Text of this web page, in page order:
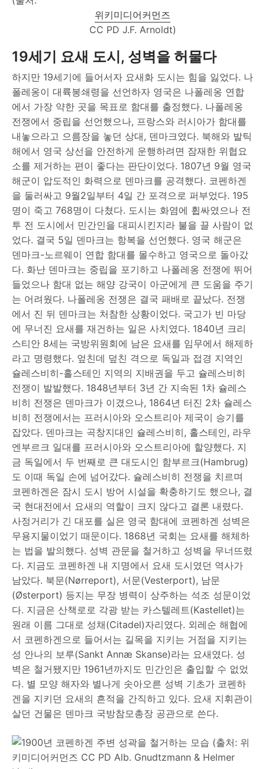
위키미디어커먼즈
CC PD J.F. Arnoldt)
19세기 요새 도시, 성벽을 허물다
하지만 19세기에 들어서자 요새화 도시는 힘을 잃었다. 나
폴레옹이 대륙봉쇄령을 선언하자 영국은 나폴레옹 연합
에서 가장 약한 곳을 목표로 함대를 출정했다. 나폴레옹
전쟁에서 중립을 선언했으나, 프랑스와 러시아가 함대를
내놓으라고 으름장을 놓던 상대, 덴마크였다. 북해와 발틱
해에서 영국 상선을 안전하게 운행하려면 잠재한 위협요
소를 제거하는 편이 좋다는 판단이었다. 1807년 9월 영국
해군이 압도적인 화력으로 덴마크를 공격했다. 코펜하겐
을 둘러싸고 9월2일부터 4일 간 포격으로 퍼부었다. 195
명이 죽고 768명이 다쳤다. 도시는 화염에 휩싸였으나 전
투 전 도시에서 민간인을 대피시킨지라 불을 끌 사람이 없
었다. 결국 5일 덴마크는 항복을 선언했다. 영국 해군은
덴마크-노르웨이 연합 함대를 몰수하고 영국으로 돌아갔
다. 화난 덴마크는 중립을 포기하고 나폴레옹 전쟁에 뛰어
들었으나 함대 없는 해양 강국이 아군에게 큰 도움을 주기
는 어려웠다. 나폴레옹 전쟁은 결국 패배로 끝났다. 전쟁
에서 진 뒤 덴마크는 처참한 상황이었다. 국고가 빈 마당
에 무너진 요새를 재건하는 일은 사치였다. 1840년 크리
스티안 8세는 국방위원회에 남은 요새를 임무에서 해제하
라고 명령했다. 엎친데 덮친 격으로 독일과 접경 지역인
슐레스비히-홀스테인 지역의 지배권을 두고 슐레스비히
전쟁이 발발했다. 1848년부터 3년 간 지속된 1차 슐레스
비히 전쟁은 덴마크가 이겼으나, 1864년 터진 2차 슐레스
비히 전쟁에서는 프러시아와 오스트리아 제국이 승기를
잡았다. 덴마크는 곡창지대인 슐레스비히, 홀스테인, 라우
엔부르크 일대를 프러시아와 오스트리아에 할양했다. 지
금 독일에서 두 번째로 큰 대도시인 함부르크(Hambrug)
도 이때 독일 손에 넘어갔다. 슐레스비히 전쟁을 치르며
코펜하겐은 잠시 도시 방어 시설을 확충하기도 했으나, 결
국 현대전에서 요새의 역할이 크지 않다고 결론 내렸다.
사정거리가 긴 대포를 실은 영국 함대에 코펜하겐 성벽은
무용지물이었기 때문이다. 1868년 국회는 요새를 해체하
는 법을 발의했다. 성벽 관문을 철거하고 성벽을 무너뜨렸
다. 지금도 코펜하겐 내 지명에서 요새 도시였던 역사가
남았다. 북문(Nørreport), 서문(Vesterport), 남문
(Østerport) 등지는 무장 병력이 상주하는 석조 성문이었
다. 지금은 산책로로 각광 받는 카스텔레트(Kastellet)는
원래 이름 그대로 성채(Citadel)자리였다. 외레순 해협에
서 코펜하겐으로 들어서는 길목을 지키는 거점을 지키는
성 안나의 보루(Sankt Annæ Skanse)라는 요새였다. 성
벽은 철거됐지만 1961년까지도 민간인은 출입할 수 없었
다. 별 모양 해자와 별나게 솟아오른 성벽 기초가 코펜하
겐을 지키던 요새의 흔적을 간직하고 있다. 요새 지휘관이
살던 건물은 덴마크 국방참모총장 공관으로 쓴다.